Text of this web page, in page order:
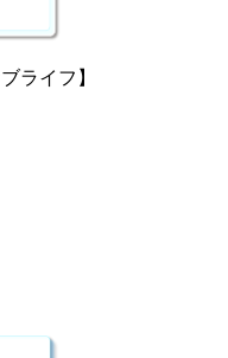
ライフ】